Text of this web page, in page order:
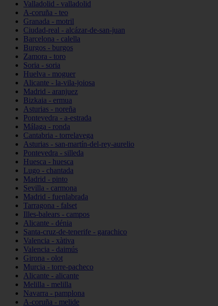
Valladolid - valladolid
A-coruña - teo
Granada - motril
Ciudad-real - alcázar-de-san-juan
Barcelona - calella
Burgos - burgos
Zamora - toro
Soria - soria
Huelva - moguer
Alicante - la-vila-joiosa
Madrid - aranjuez
Bizkaia - ermua
Asturias - noreña
Pontevedra - a-estrada
Málaga - ronda
Cantabria - torrelavega
Asturias - san-martín-del-rey-aurelio
Pontevedra - silleda
Huesca - huesca
Lugo - chantada
Madrid - pinto
Sevilla - carmona
Madrid - fuenlabrada
Tarragona - falset
Illes-balears - campos
Alicante - dénia
Santa-cruz-de-tenerife - garachico
Valencia - xàtiva
Valencia - daimús
Girona - olot
Murcia - torre-pacheco
Alicante - alicante
Melilla - melilla
Navarra - pamplona
A-coruña - melide